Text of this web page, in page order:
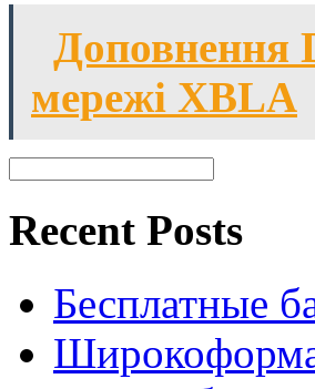
Доповнення
мережі XBLA
Recent Posts
Бесплатные